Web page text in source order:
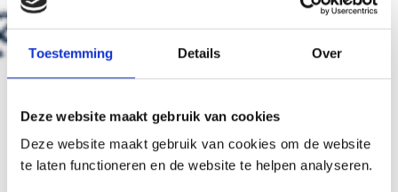
Toestemming Details Over
Deze website maakt gebruik van cookies
Deze website maakt gebruik van cookies om de website
te laten functioneren en de website te helpen analyseren.